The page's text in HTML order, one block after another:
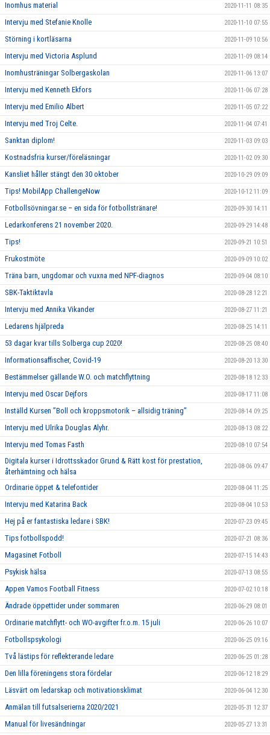
Inomhus material 2020-11-11 08:35
Intervju med Stefanie Knolle 2020-11-10 07:55
Störning i kortläsarna 2020-11-09 10:56
Intervju med Victoria Asplund 2020-11-09 08:14
Inomhusträningar Solbergaskolan 2020-11-06 13:07
Intervju med Kenneth Ekfors 2020-11-06 07:28
Intervju med Emilio Albert 2020-11-05 07:22
Intervju med Troj Celte. 2020-11-04 07:41
Sanktan diplom! 2020-11-03 09:03
Kostnadsfria kurser/föreläsningar 2020-11-02 09:30
Kansliet håller stängt den 30 oktober 2020-10-29 09:09
Tips! MobilApp ChallengeNow 2020-10-12 11:09
Fotbollsövningar.se – en sida för fotbollstränare! 2020-09-30 14:11
Ledarkonferens 21 november 2020. 2020-09-29 14:48
Tips! 2020-09-21 10:51
Frukostmöte 2020-09-09 10:02
Träna barn, ungdomar och vuxna med NPF-diagnos 2020-09-04 08:10
SBK-Taktiktavla 2020-08-28 12:21
Intervju med Annika Vikander 2020-08-27 11:21
Ledarens hjälpreda 2020-08-25 14:11
53 dagar kvar tills Solberga cup 2020! 2020-08-25 08:40
Informationsaffischer, Covid-19 2020-08-20 13:30
Bestämmelser gällande W.O. och matchflyttning 2020-08-18 12:33
Intervju med Oscar Dejfors 2020-08-17 11:08
Inställd Kursen ”Boll och kroppsmotorik – allsidig träning” 2020-08-14 09:25
Intervju med Ulrika Douglas Alyhr. 2020-08-13 08:22
Intervju med Tomas Fasth 2020-08-10 07:54
Digitala kurser i Idrottsskador Grund & Rätt kost för prestation,
återhämtning och hälsa
2020-08-06 09:47
Ordinarie öppet & telefontider 2020-08-04 11:25
Intervju med Katarina Back 2020-08-04 10:53
Hej på er fantastiska ledare i SBK! 2020-07-23 09:45
Tips fotbollspodd! 2020-07-21 08:36
Magasinet Fotboll 2020-07-15 14:43
Psykisk hälsa 2020-07-13 08:55
Appen Vamos Football Fitness 2020-07-02 10:18
Ändrade öppettider under sommaren 2020-06-29 08:01
Ordinarie matchflytt- och WO-avgifter fr.o.m. 15 juli 2020-06-26 10:07
Fotbollspsykologi 2020-06-25 09:16
Två lästips för reflekterande ledare 2020-06-25 01:28
Den lilla föreningens stora fördelar 2020-06-12 18:29
Läsvärt om ledarskap och motivationsklimat 2020-06-04 12:30
Anmälan till futsalserierna 2020/2021 2020-05-31 12:37
Manual för livesändningar 2020-05-27 13:31